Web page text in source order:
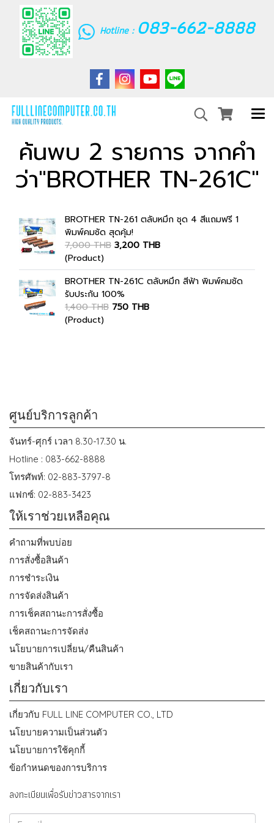
Hotline : 083-662-8888
ค้นพบ 2 รายการ จากคำ
ว่า"BROTHER TN-261C"
BROTHER TN-261 ตลับหมึก ชุด 4 สีแถมฟรี 1
พิมพ์คมชัด สุดคุ้ม!
7,000 THB 3,200 THB
(Product)
BROTHER TN-261C ตลับหมึก สีฟ้า พิมพ์คมชัด
รับประกัน 100%
1,400 THB 750 THB
(Product)
ศูนย์บริการลูกค้า
จันทร์-ศุกร์ เวลา 8.30-17.30 น.
Hotline : 083-662-8888
โทรศัพท์: 02-883-3797-8
แฟกซ์: 02-883-3423
ให้เราช่วยเหลือคุณ
คำถามที่พบบ่อย
การสั่งซื้อสินค้า
การชำระเงิน
การจัดส่งสินค้า
การเช็คสถานะการสั่งซื้อ
เช็คสถานะการจัดส่ง
นโยบายการเปลี่ยน/คืนสินค้า
ขายสินค้ากับเรา
เกี่ยวกับเรา
เกี่ยวกับ FULL LINE COMPUTER CO., LTD
นโยบายความเป็นส่วนตัว
นโยบายการใช้คุกกี้
ข้อกำหนดของการบริการ
ลงทะเบียนเพื่อรับข่าวสารจากเรา